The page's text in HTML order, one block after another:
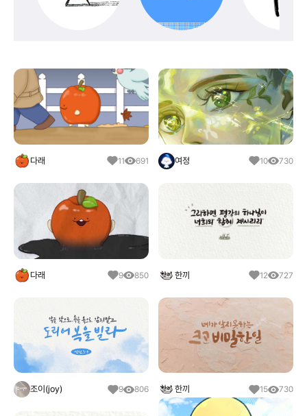
다래 11 691 여정 10 730
다래 9 850 한끼 12 727
조이(joy) 9 806 한끼 15 730